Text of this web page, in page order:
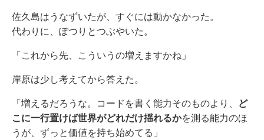
佐久島はうなずいたが、すぐには動かなかった。
代わりに、ぽつりとつぶやいた。
「これから先、こういうの増えますかね」
岸原は少し考えてから答えた。
「増えるだろうな。コードを書く能力そのものより、 ど
こに一行置けば世界がどれだけ揺れるかを測る能力のほ
うが、ずっと価値を持ち始めてる」